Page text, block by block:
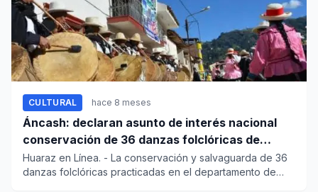
CULTURAL hace 8 meses
Áncash: declaran asunto de interés nacional
conservación de 36 danzas folclóricas de
Pomabamba
Huaraz en Línea. - La conservación y salvaguarda de 36
danzas folclóricas practicadas en el departamento de